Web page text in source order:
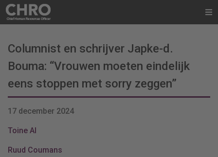
Columnist en schrijver Japke-d.
Bouma: “Vrouwen moeten eindelijk
eens stoppen met sorry zeggen”
17 december 2024
Toine Al
Ruud Coumans